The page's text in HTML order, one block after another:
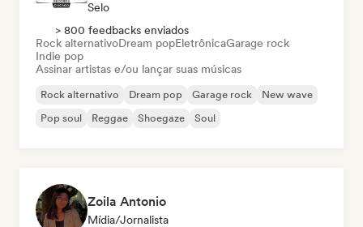
Selo
> 800 feedbacks enviados
Rock alternativoDream popEletrônicaGarage rock
Indie pop
Assinar artistas e/ou lançar suas músicas
Rock alternativo Dream pop Garage rock
New wave
Pop soul
Reggae Shoegaze Soul
Zoila Antonio
Mídia/Jornalista